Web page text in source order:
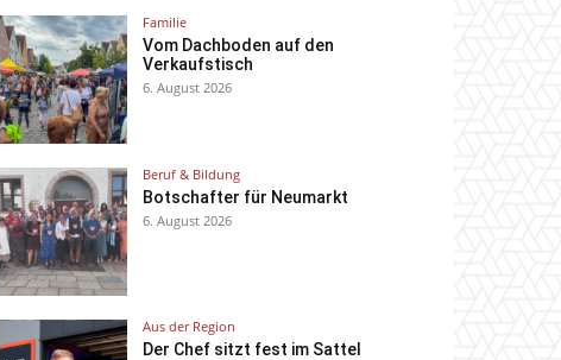
Familie
Vom Dachboden auf den
Verkaufstisch
6. August 2026
Beruf & Bildung
Botschafter für Neumarkt
6. August 2026
Aus der Region
Der Chef sitzt fest im Sattel